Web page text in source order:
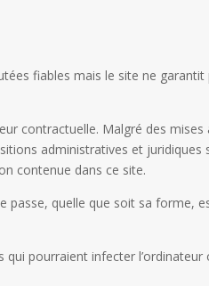
fiables mais le site ne garantit
contractuelle. Malgré des mises
administratives et juridiques
contenue dans ce site.
passe, quelle que soit sa forme,
pourraient infecter